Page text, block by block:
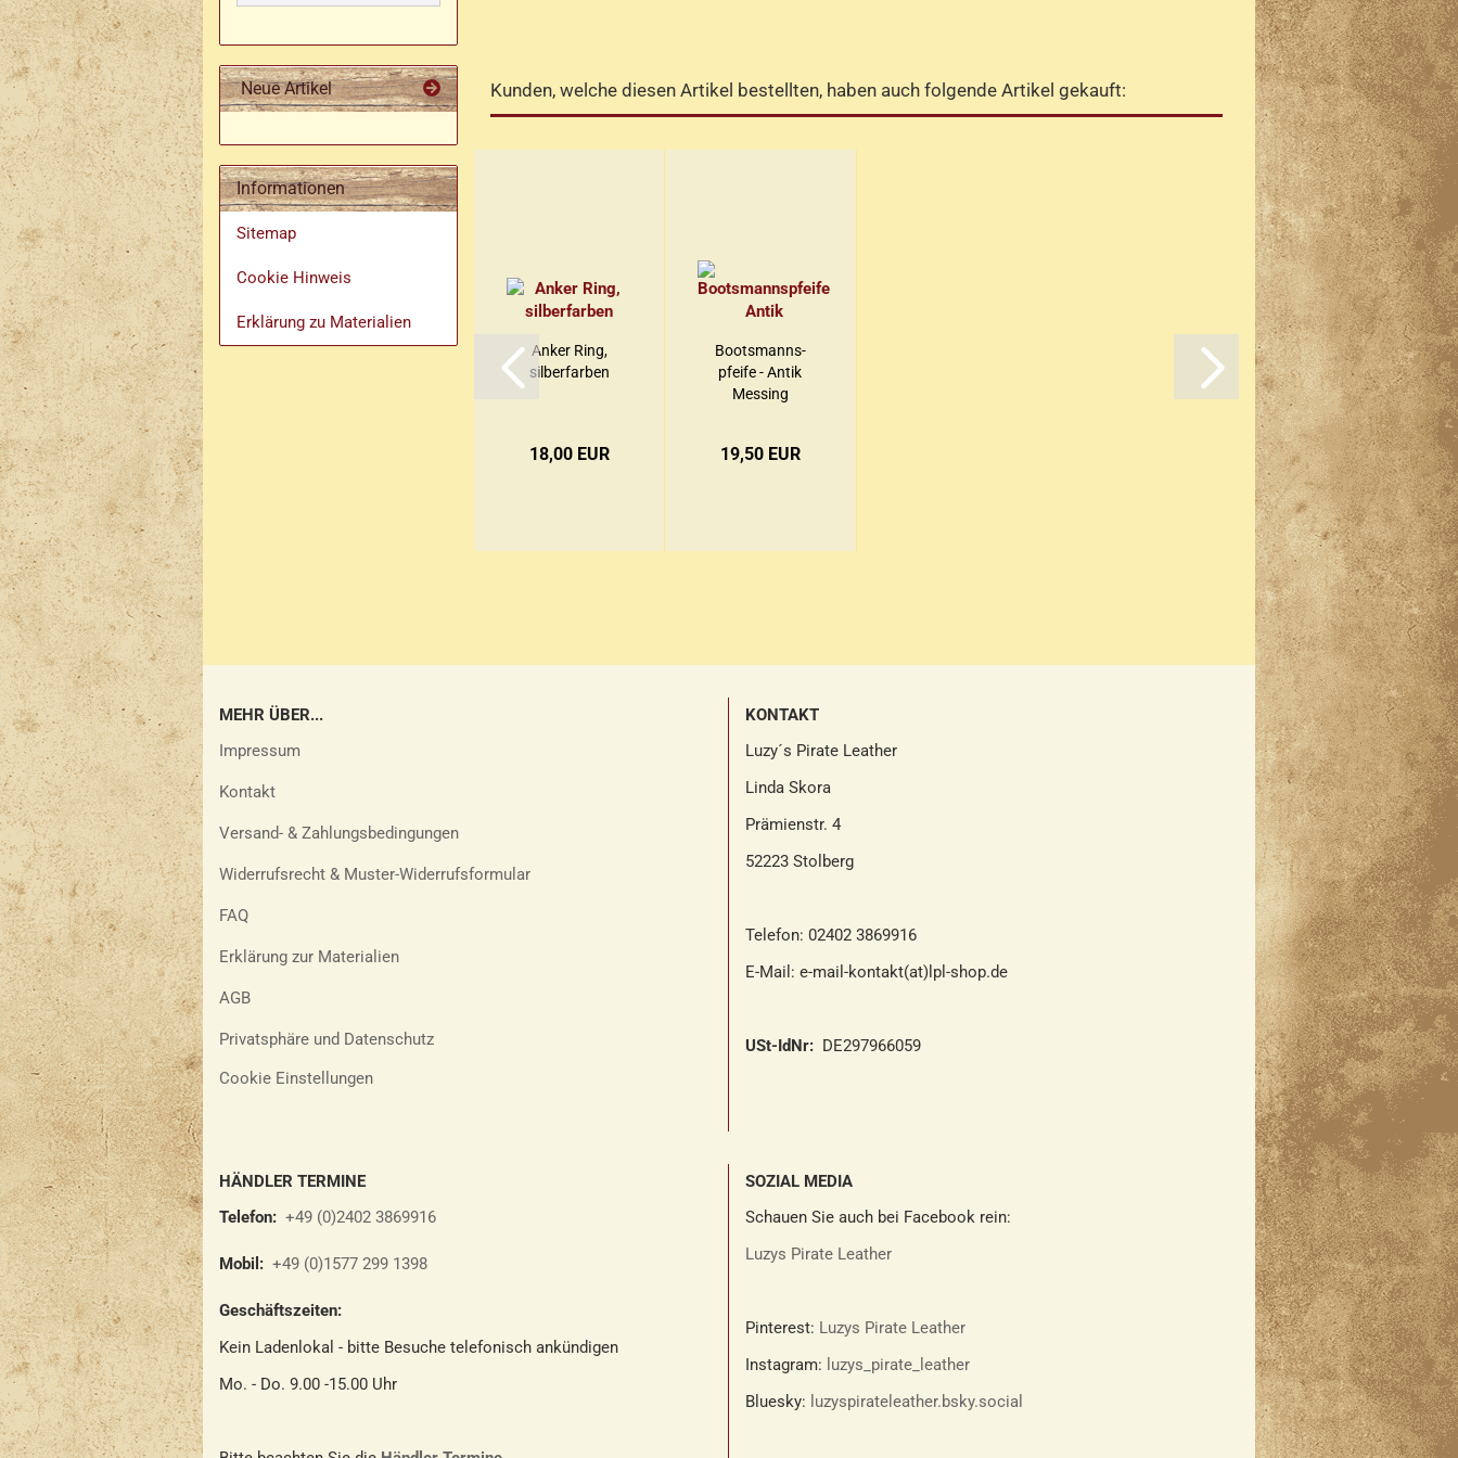
Damen Ringe
Herren Ringe mit Stein
Motiv Ringe
Kunden, welche diesen Artikel bestellten, haben auch folgende Artikel gekauft:
Anker Ring,
sil­ber­far­ben
18,00 EUR
Boots­manns­
pfei­fe - Antik
Mes­sing
19,50 EUR
Neue Artikel
Informationen
Sitemap
Cookie Hinweis
Erklärung zu Materialien
MEHR ÜBER...
Impressum
Kontakt
Versand- & Zahlungsbedingungen
Widerrufsrecht & Muster-Widerrufsformular
FAQ
Erklärung zur Materialien
AGB
Privatsphäre und Datenschutz
Cookie Einstellungen
KONTAKT
Luzy´s Pirate Leather
Linda Skora
Prämienstr. 4
52223 Stolberg
Telefon: 02402 3869916
E-Mail: e-mail-kontakt(at)lpl-shop.de
USt-IdNr: DE297966059
HÄNDLER TERMINE
Telefon: +49 (0)2402 3869916
Mobil: +49 (0)1577 299 1398
Geschäftszeiten:
Kein Ladenlokal - bitte Besuche telefonisch ankündigen
Mo. - Do. 9.00 -15.00 Uhr
SOZIAL MEDIA
Schauen Sie auch bei Facebook rein:
Luzys Pirate Leather
Pinterest: Luzys Pirate Leather
Instagram: luzys_pirate_leather
Bluesky: luzyspirateleather.bsky.social